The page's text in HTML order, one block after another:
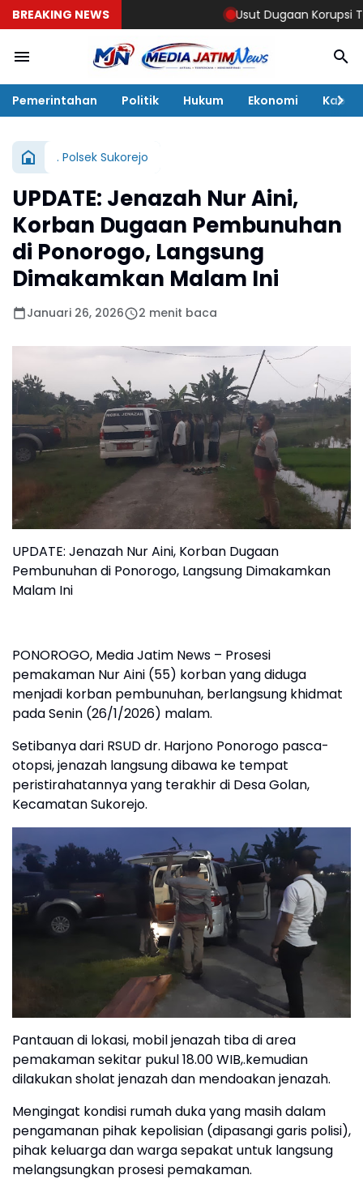
BREAKING NEWS Usut Dugaan Korupsi
Pemerintahan Politik Hukum Ekonomi Kabar
. Polsek Sukorejo
UPDATE: Jenazah Nur Aini,
Korban Dugaan Pembunuhan
di Ponorogo, Langsung
Dimakamkan Malam Ini
Januari 26, 2026 2 menit baca
UPDATE: Jenazah Nur Aini, Korban Dugaan
Pembunuhan di Ponorogo, Langsung Dimakamkan
Malam Ini
PONOROGO, Media Jatim News – Prosesi
pemakaman Nur Aini (55) korban yang diduga
menjadi korban pembunuhan, berlangsung khidmat
pada Senin (26/1/2026) malam.
Setibanya dari RSUD dr. Harjono Ponorogo pasca-
otopsi, jenazah langsung dibawa ke tempat
peristirahatannya yang terakhir di Desa Golan,
Kecamatan Sukorejo.
Pantauan di lokasi, mobil jenazah tiba di area
pemakaman sekitar pukul 18.00 WIB,.kemudian
dilakukan sholat jenazah dan mendoakan jenazah.
Mengingat kondisi rumah duka yang masih dalam
pengamanan pihak kepolisian (dipasangi garis polisi),
pihak keluarga dan warga sepakat untuk langsung
melangsungkan prosesi pemakaman.